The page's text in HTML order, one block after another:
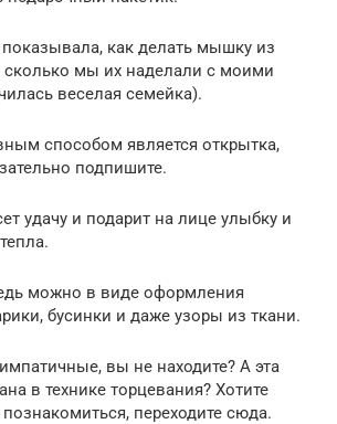
как делать мышку из
сколько мы их наделали с моими
веселая семейка).
способом является открытка,
подпишите.
удачу и подарит на лице улыбку и
можно в виде оформления
бусинки и даже узоры из ткани.
вы не находите? А эта
в технике торцевания? Хотите
переходите сюда.